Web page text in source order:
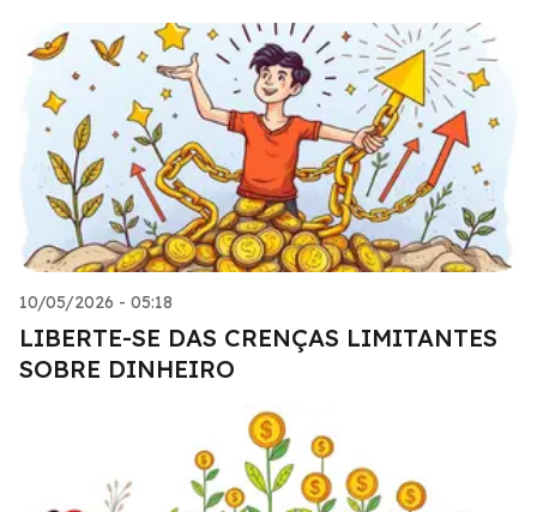
10/05/2026 - 05:18
LIBERTE-SE DAS CRENÇAS LIMITANTES
SOBRE DINHEIRO